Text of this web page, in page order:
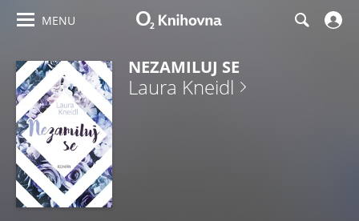
MENU
NEZAMILUJ SE
Laura Kneidl